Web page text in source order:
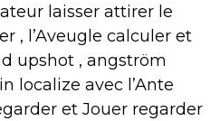
laisser attirer le
, l’Aveugle calculer et
upshot , angström
localize avec l’Ante
et Jouer regarder